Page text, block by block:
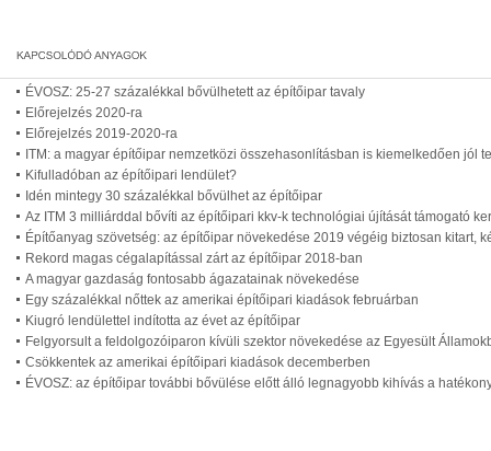
ÉVOSZ: 25-27 százalékkal bővülhetett az építőipar tavaly
Előrejelzés 2020-ra
Előrejelzés 2019-2020-ra
ITM: a magyar építőipar nemzetközi összehasonlításban is kiemelkedően jól
Kifulladóban az építőipari lendület?
Idén mintegy 30 százalékkal bővülhet az építőipar
Az ITM 3 milliárddal bővíti az építőipari kkv-k technológiai újítását támogató
Építőanyag szövetség: az építőipar növekedése 2019 végéig biztosan kitart,
Rekord magas cégalapítással zárt az építőipar 2018-ban
A magyar gazdaság fontosabb ágazatainak növekedése
Egy százalékkal nőttek az amerikai építőipari kiadások februárban
Kiugró lendülettel indította az évet az építőipar
Felgyorsult a feldolgozóiparon kívüli szektor növekedése az Egyesült
Csökkentek az amerikai építőipari kiadások decemberben
ÉVOSZ: az építőipar további bővülése előtt álló legnagyobb kihívás a